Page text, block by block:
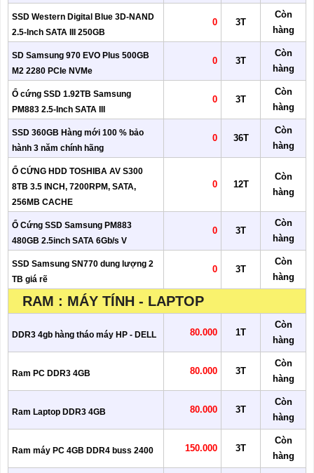
SSD Western Digital Blue 3D-NAND
2.5-Inch SATA III 250GB
0 3T
Còn
hàng
SD Samsung 970 EVO Plus 500GB
M2 2280 PCIe NVMe
0 3T
Còn
hàng
Ổ cứng SSD 1.92TB Samsung
PM883 2.5-Inch SATA III
0 3T
Còn
hàng
SSD 360GB Hàng mới 100 % bảo
hành 3 năm chính hãng
0 36T
Còn
hàng
Ổ CỨNG HDD TOSHIBA AV S300
8TB 3.5 INCH, 7200RPM, SATA,
256MB CACHE
0 12T
Còn
hàng
Ổ Cứng SSD Samsung PM883
480GB 2.5inch SATA 6Gb/s V
0 3T
Còn
hàng
SSD Samsung SN770 dung lượng 2
TB giá rẽ
0 3T
Còn
hàng
RAM : MÁY TÍNH - LAPTOP
DDR3 4gb hàng tháo máy HP - DELL 80.000 1T
Còn
hàng
Ram PC DDR3 4GB 80.000 3T
Còn
hàng
Ram Laptop DDR3 4GB 80.000 3T
Còn
hàng
Ram máy PC 4GB DDR4 buss 2400 150.000 3T
Còn
hàng